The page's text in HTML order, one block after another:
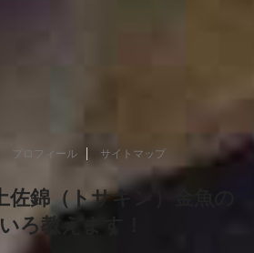
プロフィール サイトマップ
錦（トサキン）金魚の
ろ教えます！